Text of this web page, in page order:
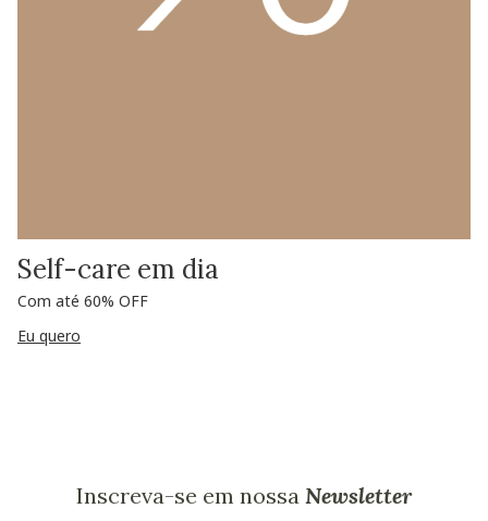
Self-care em dia
Com até 60% OFF
Eu quero
Inscreva-se em nossa Newsletter